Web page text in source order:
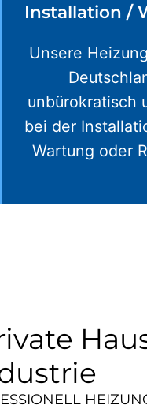
Installation /
Unsere
unbürokratisch
bei der
Wartung oder